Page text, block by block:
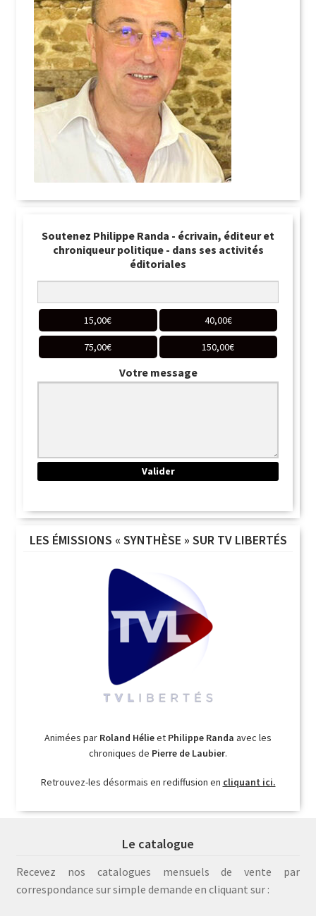
Soutenez Philippe Randa - écrivain, éditeur et
chroniqueur politique - dans ses activités
éditoriales
15,00€ 40,00€
75,00€ 150,00€
Votre message
LES ÉMISSIONS « SYNTHÈSE » SUR TV LIBERTÉS
Animées par Roland Hélieet Philippe Randa avec les
chroniques de Pierre de Laubier.
Retrouvez-les désormais en rediffusion en cliquant ici.
Le catalogue
Recevez nos catalogues mensuels de vente par
correspondance sur simple demande en cliquant sur :